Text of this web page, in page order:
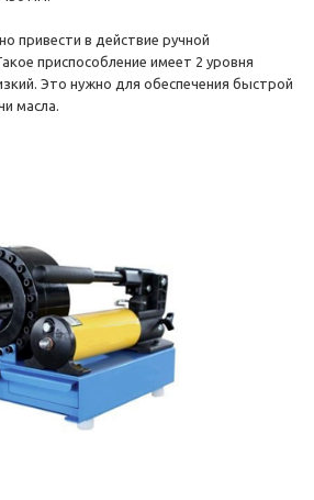
привести в действие ручной
приспособление имеет 2 уровня
Это нужно для обеспечения быстрой
масла.